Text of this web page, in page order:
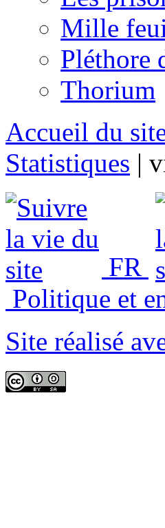
Mille
Pléthore
Thorium
Accueil du
Statistiques |
FR
Politique et
Site réalisé